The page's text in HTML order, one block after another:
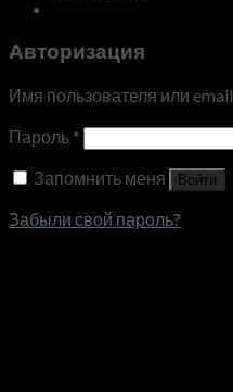
Авторизация
Имя пользователя или email
Пароль *
Запомнить меня
Войти
Забыли свой пароль?